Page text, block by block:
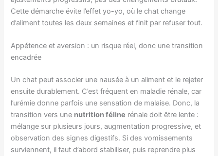
Cette démarche évite l’effet yo-yo, où le chat change
d’aliment toutes les deux semaines et finit par refuser tout.
Appétence et aversion : un risque réel, donc une transition
encadrée
Un chat peut associer une nausée à un aliment et le rejeter
ensuite durablement. C’est fréquent en maladie rénale, car
l’urémie donne parfois une sensation de malaise. Donc, la
transition vers une nutrition féline rénale doit être lente :
mélange sur plusieurs jours, augmentation progressive, et
observation des signes digestifs. Si des vomissements
surviennent, il faut d’abord stabiliser, puis reprendre plus